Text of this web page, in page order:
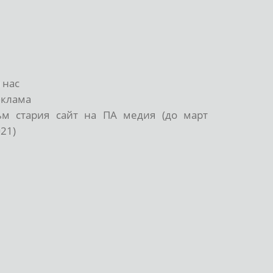
нас
стария сайт на ПА медия (до март